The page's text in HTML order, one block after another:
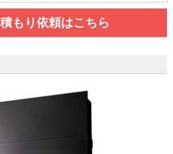
もり依頼はこちら